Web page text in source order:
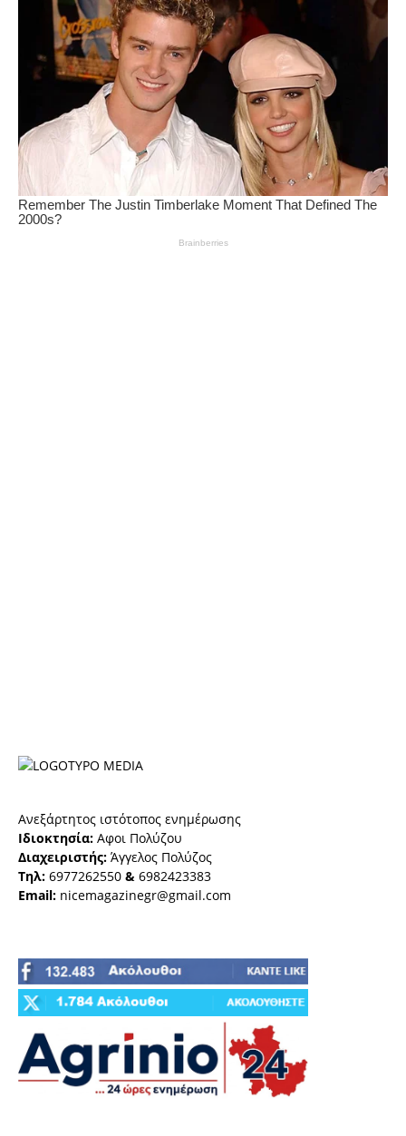
Ανεξάρτητος ιστότοπος ενημέρωσης
Ιδιοκτησία: Αφοι Πολύζου
Διαχειριστής: Άγγελος Πολύζος
Τηλ: 6977262550 & 6982423383
Email: nicemagazinegr@gmail.com